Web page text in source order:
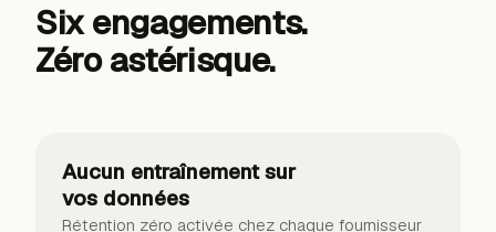
Six engagements.
Zéro astérisque.
Aucun entraînement sur
vos données
Rétention zéro activée chez chaque fournisseur